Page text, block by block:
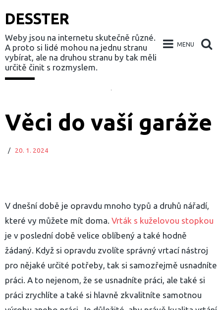
DESSTER
Weby jsou na internetu skutečně různé.
A proto si lidé mohou na jednu stranu
vybírat, ale na druhou stranu by tak měli
určitě činit s rozmyslem.
MENU
content
Věci do vaší garáže
/ 20. 1. 2024
V dnešní době je opravdu mnoho typů a druhů nářadí,
které vy můžete mít doma. Vrták s kuželovou stopkou
je v poslední době velice oblíbený a také hodně
žádaný. Když si opravdu zvolíte správný vrtací nástroj
pro nějaké určité potřeby, tak si samozřejmě usnadníte
práci. A to nejenom, že se usnadníte práci, ale také si
práci zrychlíte a také si hlavně zkvalitníte samotnou